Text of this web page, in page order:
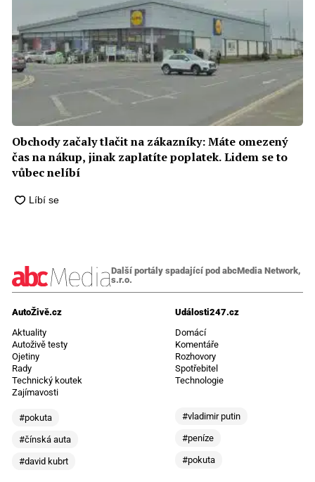
Obchody začaly tlačit na zákazníky: Máte omezený
čas na nákup, jinak zaplatíte poplatek. Lidem se to
vůbec nelíbí
Další portály spadající pod abcMedia Network,
s.r.o.
AutoŽivě.cz
Aktuality
Autoživě testy
Ojetiny
Rady
Technický koutek
Zajímavosti
#pokuta
#čínská auta
#david kubrt
Události247.cz
Domácí
Komentáře
Rozhovory
Spotřebitel
Technologie
#vladimir putin
#peníze
#pokuta